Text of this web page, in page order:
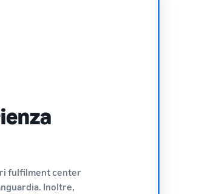
fulfilment center
Inoltre,